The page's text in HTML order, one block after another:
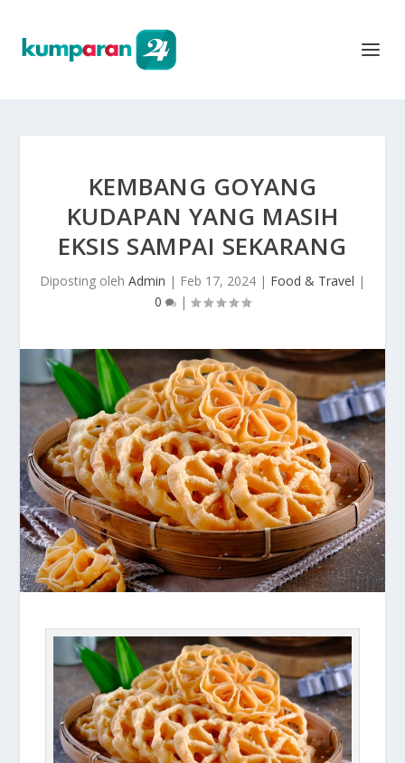
KEMBANG GOYANG
KUDAPAN YANG MASIH
EKSIS SAMPAI SEKARANG
Diposting oleh Admin | Feb 17, 2024 | Food & Travel |
0
|